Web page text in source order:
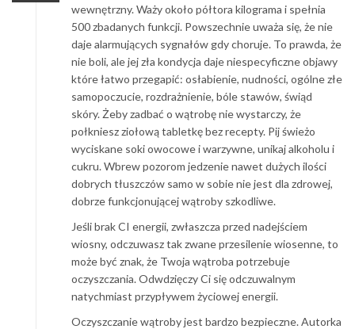
wewnętrzny. Waży około półtora kilograma i spełnia
500 zbadanych funkcji. Powszechnie uważa się, że nie
daje alarmujących sygnałów gdy choruje. To prawda, że
nie boli, ale jej zła kondycja daje niespecyficzne objawy
które łatwo przegapić: osłabienie, nudności, ogólne złe
samopoczucie, rozdrażnienie, bóle stawów, świąd
skóry. Żeby zadbać o wątrobę nie wystarczy, że
połkniesz ziołową tabletkę bez recepty. Pij świeżo
wyciskane soki owocowe i warzywne, unikaj alkoholu i
cukru. Wbrew pozorom jedzenie nawet dużych ilości
dobrych tłuszczów samo w sobie nie jest dla zdrowej,
dobrze funkcjonującej wątroby szkodliwe.
Jeśli brak CI energii, zwłaszcza przed nadejściem
wiosny, odczuwasz tak zwane przesilenie wiosenne, to
może być znak, że Twoja wątroba potrzebuje
oczyszczania. Odwdzięczy Ci się odczuwalnym
natychmiast przypływem życiowej energii.
Oczyszczanie wątroby jest bardzo bezpieczne. Autorka